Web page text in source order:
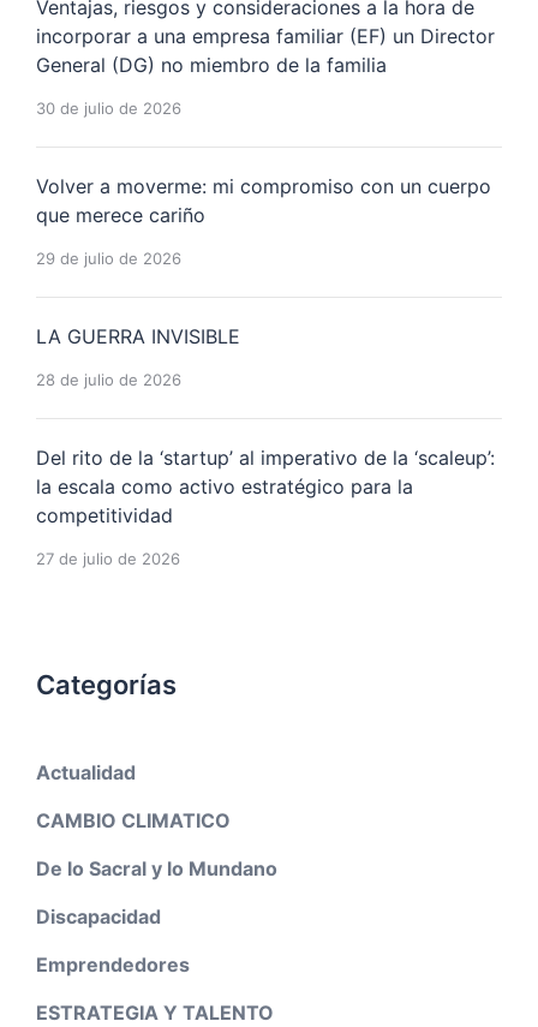
Ventajas, riesgos y consideraciones a la hora de
incorporar a una empresa familiar (EF) un Director
General (DG) no miembro de la familia
30 de julio de 2026
Volver a moverme: mi compromiso con un cuerpo
que merece cariño
29 de julio de 2026
LA GUERRA INVISIBLE
28 de julio de 2026
Del rito de la ‘startup’ al imperativo de la ‘scaleup’:
la escala como activo estratégico para la
competitividad
27 de julio de 2026
Categorías
Actualidad
CAMBIO CLIMATICO
De lo Sacral y lo Mundano
Discapacidad
Emprendedores
ESTRATEGIA Y TALENTO